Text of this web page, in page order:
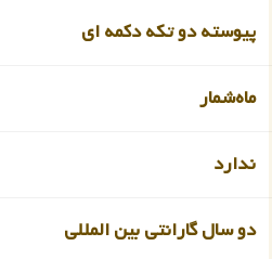
پیوسته دو تکه دکمه ای
ماه‌شمار
ندارد
دو سال گارانتی بین المللی